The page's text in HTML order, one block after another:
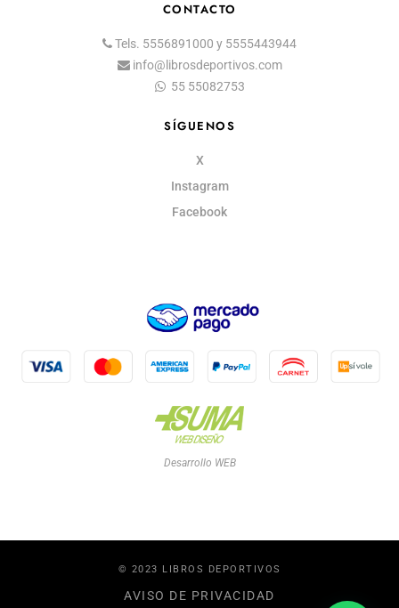
CONTACTO
Tels. 5556891000 y 5555443944
info@librosdeportivos.com
55 55082753
SÍGUENOS
X
Instagram
Facebook
Desarrollo WEB
© 2023 LIBROS DEPORTIVOS
AVISO DE PRIVACIDAD